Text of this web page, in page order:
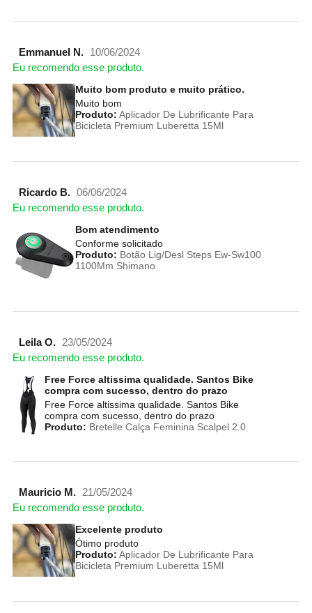
Emmanuel N.
10/06/2024
Eu recomendo esse produto.
Muito bom produto e muito prático.
Muito bom
Produto: Aplicador De Lubrificante Para
Bicicleta Premium Luberetta 15Ml
Ricardo B. 06/06/2024
Eu recomendo esse produto.
Bom atendimento
Conforme solicitado
Produto: Botão Lig/Desl Steps Ew-Sw100
1100Mm Shimano
Leila O. 23/05/2024
Eu recomendo esse produto.
Free Force altissima qualidade. Santos Bike
compra com sucesso, dentro do prazo
Free Force altissima qualidade. Santos Bike
compra com sucesso, dentro do prazo
Produto: Bretelle Calça Feminina Scalpel 2.0
Mauricio M. 21/05/2024
Eu recomendo esse produto.
Excelente produto
Ótimo produto
Produto: Aplicador De Lubrificante Para
Bicicleta Premium Luberetta 15Ml